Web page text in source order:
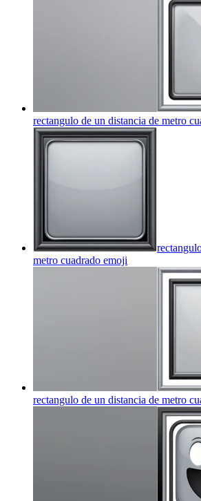
rectangulo de un distancia de metro
metro cuadrado emoji
rectangulo de un distancia de metro